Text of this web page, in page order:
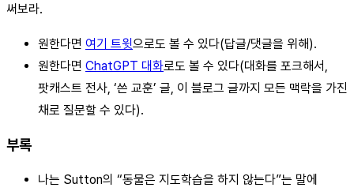
써보라.
원한다면 여기 트윗으로도 볼 수 있다(답글/댓글을 위해).
원한다면 ChatGPT 대화로도 볼 수 있다(대화를 포크해서,
팟캐스트 전사, ‘쓴 교훈’ 글, 이 블로그 글까지 모든 맥락을 가진
채로 질문할 수 있다).
부록
나는 Sutton의 “동물은 지도학습을 하지 않는다”는 말에